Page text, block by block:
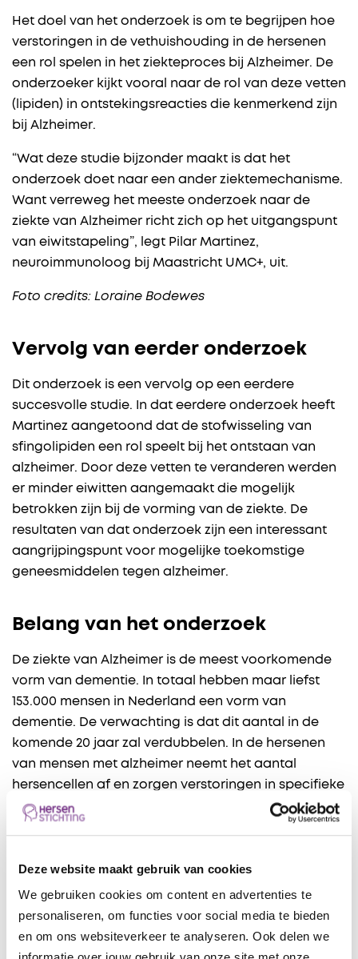
Deze website maakt gebruik van cookies
We gebruiken cookies om content en advertenties te
personaliseren, om functies voor social media te bieden
en om ons websiteverkeer te analyseren. Ook delen we
Het doel van het onderzoek is om te begrijpen hoe
verstoringen in de vethuishouding in de hersenen
een rol spelen in het ziekteproces bij Alzheimer. De
onderzoeker kijkt vooral naar de rol van deze vetten
(lipiden) in ontstekingsreacties die kenmerkend zijn
bij Alzheimer.
“Wat deze studie bijzonder maakt is dat het
onderzoek doet naar een ander ziektemechanisme.
Want verreweg het meeste onderzoek naar de
ziekte van Alzheimer richt zich op het uitgangspunt
van eiwitstapeling”, legt Pilar Martinez,
neuroimmunoloog bij Maastricht UMC+, uit.
Foto credits: Loraine Bodewes
Vervolg van eerder onderzoek
Dit onderzoek is een vervolg op een eerdere
succesvolle studie. In dat eerdere onderzoek heeft
Martinez aangetoond dat de stofwisseling van
sfingolipiden een rol speelt bij het ontstaan van
alzheimer. Door deze vetten te veranderen werden
er minder eiwitten aangemaakt die mogelijk
betrokken zijn bij de vorming van de ziekte. De
resultaten van dat onderzoek zijn een interessant
aangrijpingspunt voor mogelijke toekomstige
geneesmiddelen tegen alzheimer.
Belang van het onderzoek
De ziekte van Alzheimer is de meest voorkomende
vorm van dementie. In totaal hebben maar liefst
153.000 mensen in Nederland een vorm van
dementie. De verwachting is dat dit aantal in de
komende 20 jaar zal verdubbelen. In de hersenen
van mensen met alzheimer neemt het aantal
hersencellen af en zorgen verstoringen in specifieke
eiwitten ervoor dat hersencellen minder goed
kunnen communiceren.
zegt Koko Beers, woordvoerder van de
Hersenstichting. “Om in de toekomst wel tot
effectieve therapieën te komen, is het van